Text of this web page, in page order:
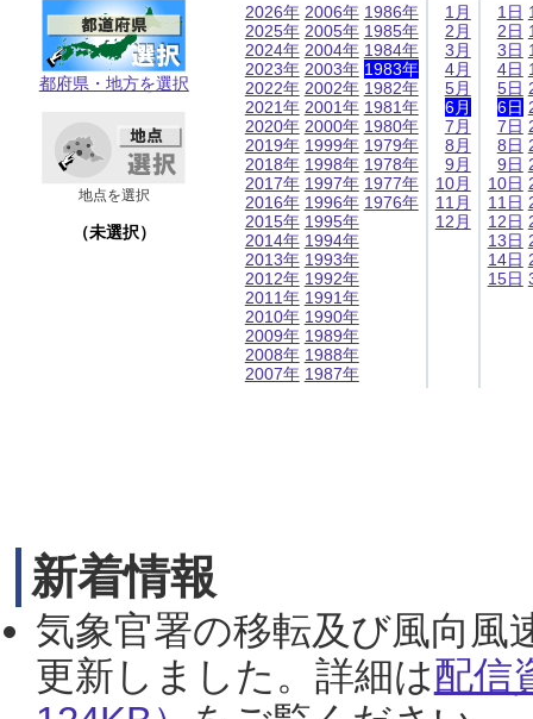
都府県・地方を選択
地点を選択
（未選択）
2026年
2025年
2024年
2023年
2022年
2021年
2020年
2019年
2018年
2017年
2016年
2015年
2014年
2013年
2012年
2011年
2010年
2009年
2008年
2007年
2006年
2005年
2004年
2003年
2002年
2001年
2000年
1999年
1998年
1997年
1996年
1995年
1994年
1993年
1992年
1991年
1990年
1989年
1988年
1987年
1986年
1985年
1984年
1983年
1982年
1981年
1980年
1979年
1978年
1977年
1976年
1月
2月
3月
4月
5月
6月
7月
8月
9月
10月
11月
12月
1日
2日
3日
4日
5日
6日
7日
8日
9日
10日
11日
12日
13日
14日
15日
新着情報
気象官署の移転及び風向風
更新しました。詳細は配信